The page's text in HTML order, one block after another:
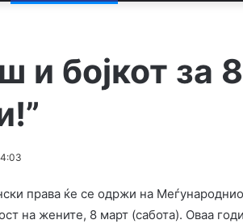
и бојкот за
права ќе се одржи на
на жените, 8 март (сабота). Оваа